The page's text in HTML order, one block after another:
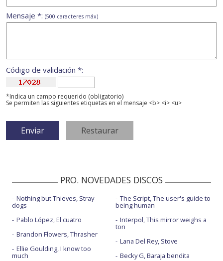
Mensaje *: (500 caracteres máx)
Código de validación *:
*Indica un campo requerido (obligatorio)
Se permiten las siguientes etiquetas en el mensaje <b> <i> <u>
PRO. NOVEDADES DISCOS
Nothing but Thieves, Stray
dogs
Pablo López, El cuatro
Brandon Flowers, Thrasher
Ellie Goulding, I know too
much
The Script, The user's guide to
being human
Interpol, This mirror weighs a
ton
Lana Del Rey, Stove
Becky G, Baraja bendita